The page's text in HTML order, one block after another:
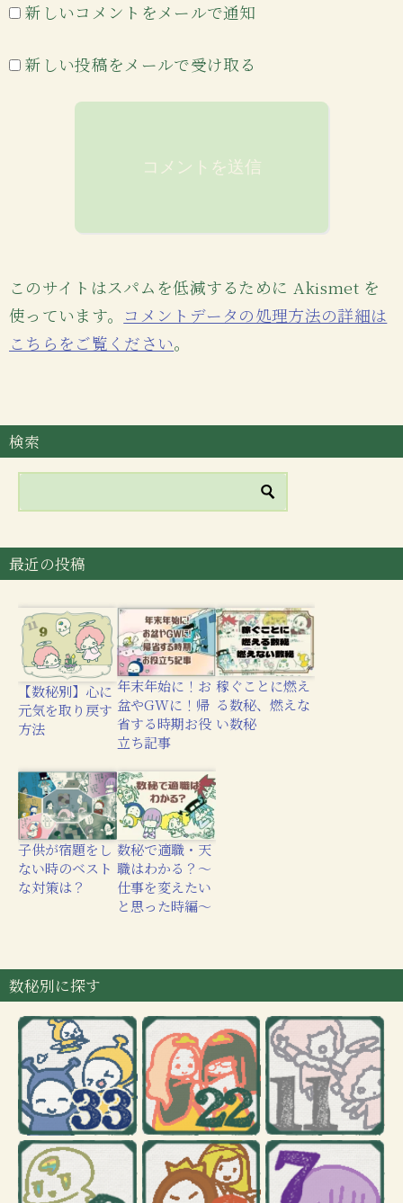
新しいコメントをメールで通知
新しい投稿をメールで受け取る
このサイトはスパムを低減するために Akismet を
使っています。 コメントデータの処理方法の詳細は
こちらをご覧ください。
検索
最近の投稿
【数秘別】心に
元気を取り戻す
方法
年末年始に！お
盆やGWに！帰
省する時期お役
立ち記事
稼ぐことに燃え
る数秘、燃えな
い数秘
子供が宿題をし
ない時のベスト
な対策は？
数秘で適職・天
職はわかる？〜
仕事を変えたい
と思った時編〜
数秘別に探す